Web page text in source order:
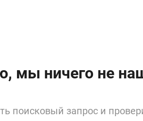
мы ничего не
поисковый запрос и